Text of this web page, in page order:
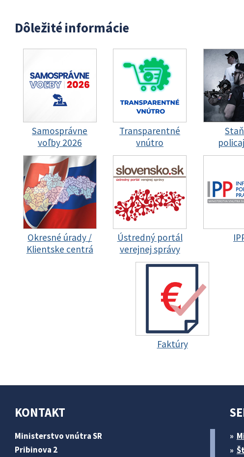
Dôležité informácie
Samosprávne
voľby 2026
Transparentné
vnútro
Okresné úrady /
Klientske centrá
Ústredný portál
verejnej správy
Faktúry
KONTAKT
Ministerstvo vnútra SR
Pribinova 2